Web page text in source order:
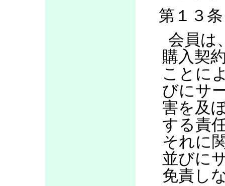
第１３
会員は
購入契
ことに
びにサ
害を及
する責
それに
並びに
免責し